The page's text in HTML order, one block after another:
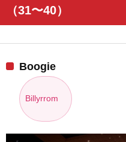
（31〜40）
Boogie
Billyrrom